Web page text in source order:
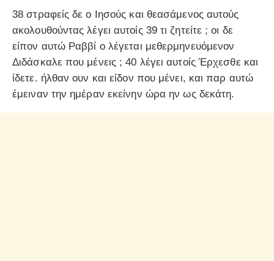
38 στραφείς δε ο Ιησούς και θεασάμενος αυτούς
ακολουθούντας λέγει αυτοίς 39 τι ζητείτε ; οι δε
είπον αυτώ Ραββί ο λέγεται μεθερμηνευόμενον
Διδάσκαλε που μένεις ; 40 λέγει αυτοίς Έρχεσθε και
ίδετε. ήλθαν ουν και είδον που μένει, και παρ αυτώ
έμειναν την ημέραν εκείνην ώρα ην ως δεκάτη.